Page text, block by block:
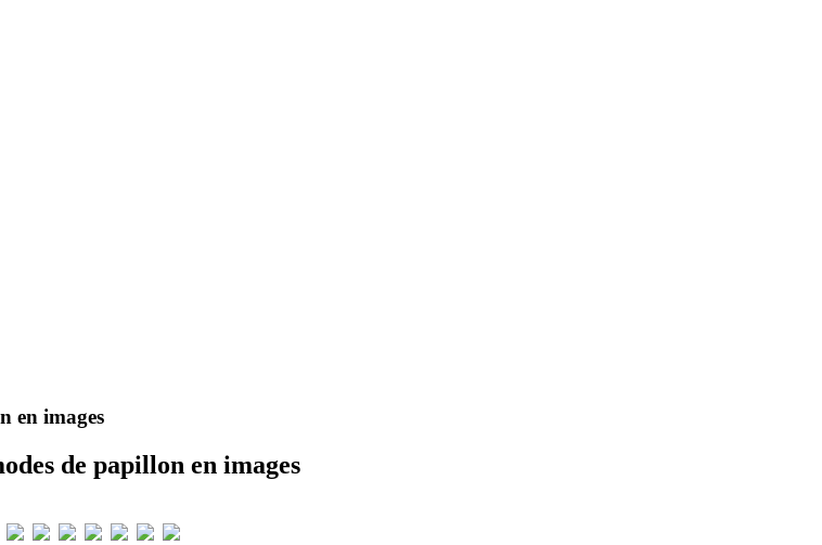
en images
de papillon en images